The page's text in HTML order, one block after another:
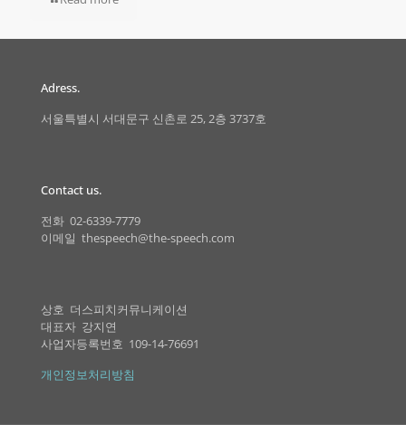
Adress.
서울특별시 서대문구 신촌로 25, 2층 3737호
Contact us.
전화 02-6339-7779
이메일 thespeech@the-speech.com
상호 더스피치커뮤니케이션
대표자 강지연
사업자등록번호 109-14-76691
개인정보처리방침